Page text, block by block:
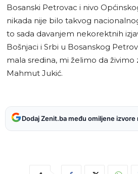
Bosanski Petrovac i nivo
nikada nije bilo takvog
to sada davanjem nekorektnih
Bošnjaci i Srbi u Bosanskog
mala sredina, mi želimo da živimo
Mahmut Jukić.
Dodaj Zenit.ba među omiljene izvore